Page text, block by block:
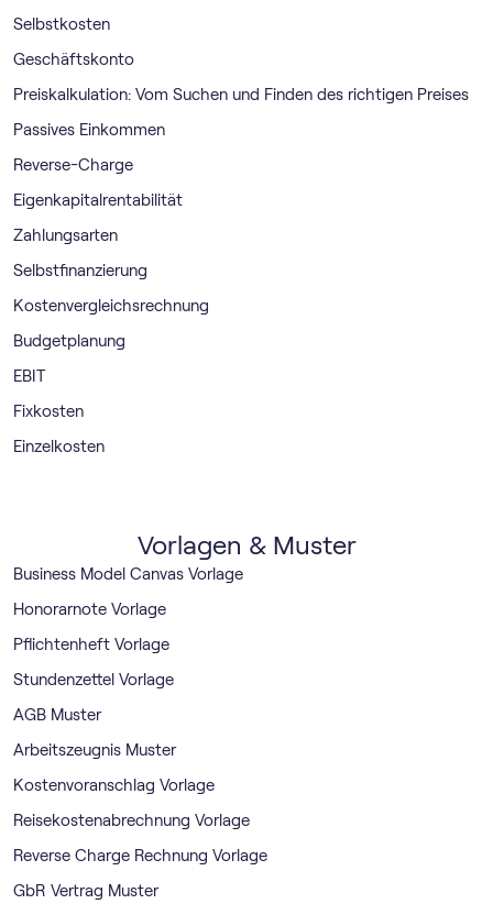
Selbstkosten
Geschäftskonto
Preiskalkulation: Vom Suchen und Finden des richtigen Preises
Passives Einkommen
Reverse-Charge
Eigenkapitalrentabilität
Zahlungsarten
Selbstfinanzierung
Kostenvergleichsrechnung
Budgetplanung
EBIT
Fixkosten
Einzelkosten
Vorlagen & Muster
Business Model Canvas Vorlage
Honorarnote Vorlage
Pflichtenheft Vorlage
Stundenzettel Vorlage
AGB Muster
Arbeitszeugnis Muster
Kostenvoranschlag Vorlage
Reisekostenabrechnung Vorlage
Reverse Charge Rechnung Vorlage
GbR Vertrag Muster